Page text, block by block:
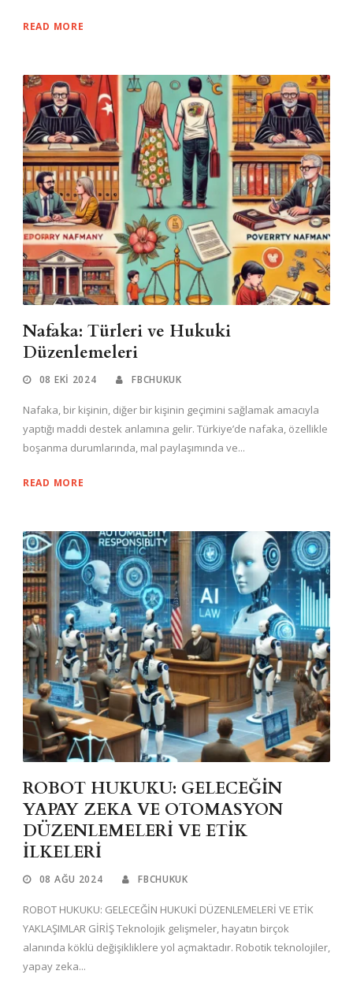
READ MORE
Nafaka: Türleri ve Hukuki
Düzenlemeleri
08 EKI 2024 FBCHUKUK
Nafaka, bir kişinin, diğer bir kişinin geçimini sağlamak amacıyla
yaptığı maddi destek anlamına gelir. Türkiye’de nafaka, özellikle
boşanma durumlarında, mal paylaşımında ve...
READ MORE
ROBOT HUKUKU: GELECEĞİN
YAPAY ZEKA VE OTOMASYON
DÜZENLEMELERİ VE ETİK
İLKELERİ
08 AĞU 2024 FBCHUKUK
ROBOT HUKUKU: GELECEĞİN HUKUKİ DÜZENLEMELERİ VE ETİK
YAKLAŞIMLAR GİRİŞ Teknolojik gelişmeler, hayatın birçok
alanında köklü değişikliklere yol açmaktadır. Robotik teknolojiler,
yapay zeka...